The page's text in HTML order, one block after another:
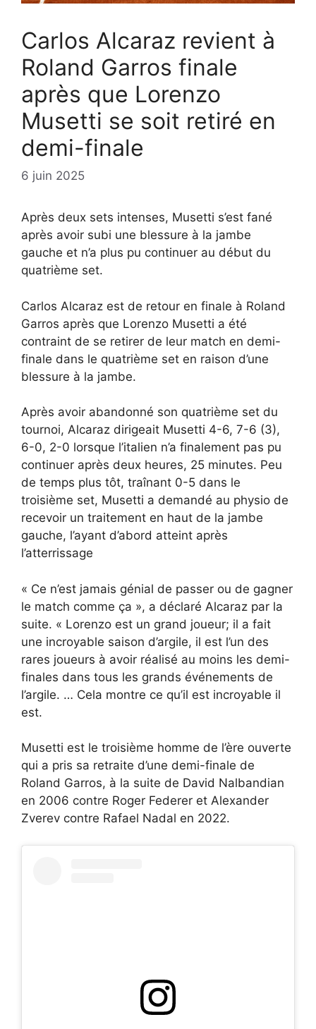
Carlos Alcaraz revient à
Roland Garros finale
après que Lorenzo
Musetti se soit retiré en
demi-finale
6 juin 2025
Après deux sets intenses, Musetti s’est fané
après avoir subi une blessure à la jambe
gauche et n’a plus pu continuer au début du
quatrième set.
Carlos Alcaraz est de retour en finale à Roland
Garros après que Lorenzo Musetti a été
contraint de se retirer de leur match en demi-
finale dans le quatrième set en raison d’une
blessure à la jambe.
Après avoir abandonné son quatrième set du
tournoi, Alcaraz dirigeait Musetti 4-6, 7-6 (3),
6-0, 2-0 lorsque l’italien n’a finalement pas pu
continuer après deux heures, 25 minutes. Peu
de temps plus tôt, traînant 0-5 dans le
troisième set, Musetti a demandé au physio de
recevoir un traitement en haut de la jambe
gauche, l’ayant d’abord atteint après
l’atterrissage
« Ce n’est jamais génial de passer ou de gagner
le match comme ça », a déclaré Alcaraz par la
suite. « Lorenzo est un grand joueur; il a fait
une incroyable saison d’argile, il est l’un des
rares joueurs à avoir réalisé au moins les demi-
finales dans tous les grands événements de
l’argile. … Cela montre ce qu’il est incroyable il
est.
Musetti est le troisième homme de l’ère ouverte
qui a pris sa retraite d’une demi-finale de
Roland Garros, à la suite de David Nalbandian
en 2006 contre Roger Federer et Alexander
Zverev contre Rafael Nadal en 2022.